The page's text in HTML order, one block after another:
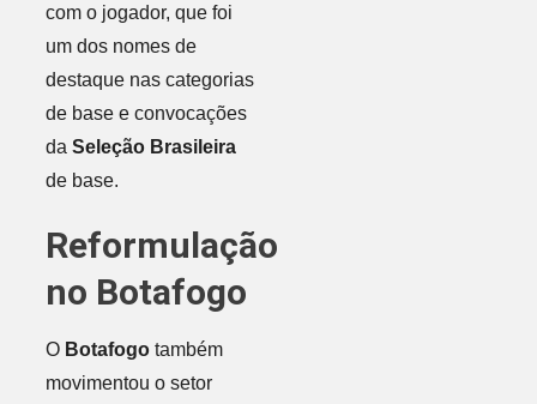
com o jogador, que foi
um dos nomes de
destaque nas categorias
de base e convocações
da Seleção Brasileira
de base.
Reformulação
no Botafogo
O Botafogotambém
movimentou o setor